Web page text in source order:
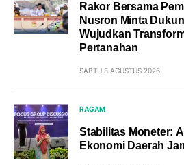
Rakor Bersama
Nusron Minta
Wujudkan
Pertanahan
SABTU 8 AGUSTUS 2026
RAGAM
Stabilitas Moneter:
Ekonomi Daerah